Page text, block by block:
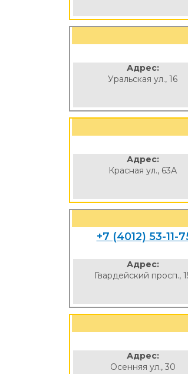
Адрес:
Уральская ул., 16
Адрес:
Красная ул., 63А
+7 (4012) 53-11-
Адрес:
Гвардейский просп.,
Адрес:
Осенняя ул., 30